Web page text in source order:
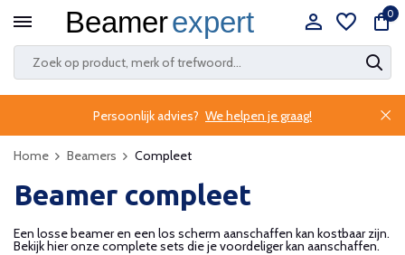
0
Persoonlijk advies? We helpen je graag!
Home Beamers Compleet
Beamer compleet
Een losse beamer en een los scherm aanschaffen kan kostbaar zijn.
Bekijk hier onze complete sets die je voordeliger kan aanschaffen.